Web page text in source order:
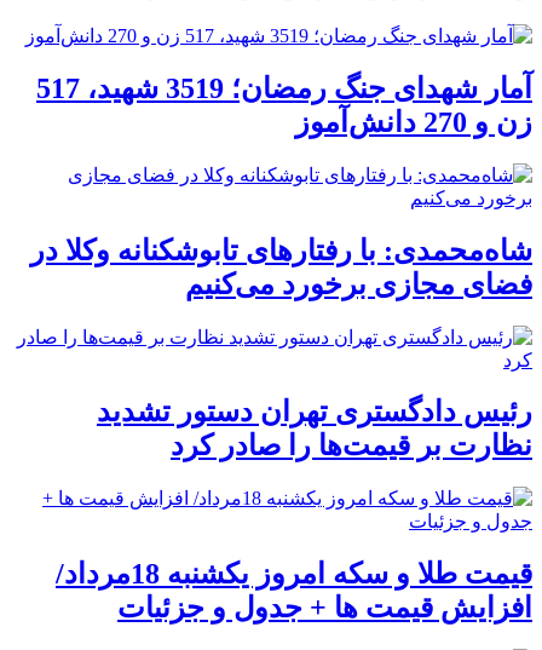
آمار شهدای جنگ رمضان؛ 3519 شهید، 517
زن و 270 دانش‌آموز
شاه‌محمدی: با رفتارهای تابوشکنانه وکلا در
فضای مجازی برخورد می‌کنیم
رئیس دادگستری تهران دستور تشدید
نظارت بر قیمت‌ها را صادر کرد
قیمت طلا و سکه امروز یکشنبه 18مرداد/
افزایش قیمت ها + جدول و جزئیات